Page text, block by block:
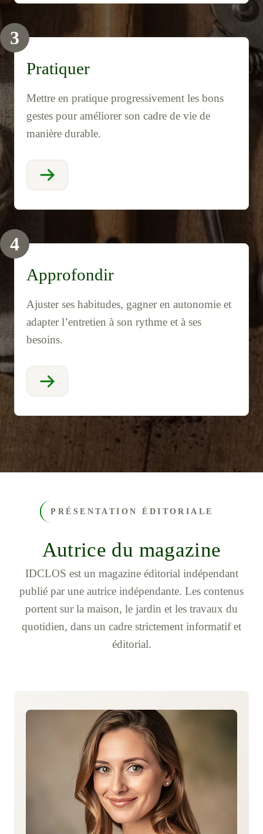
3
Pratiquer
Mettre en pratique progressivement les bons
gestes pour améliorer son cadre de vie de
manière durable.
4
Approfondir
Ajuster ses habitudes, gagner en autonomie et
adapter l’entretien à son rythme et à ses
besoins.
PRÉSENTATION ÉDITORIALE
Autrice du magazine
IDCLOS est un magazine éditorial indépendant
publié par une autrice indépendante. Les contenus
portent sur la maison, le jardin et les travaux du
quotidien, dans un cadre strictement informatif et
éditorial.